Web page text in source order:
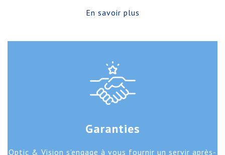
En savoir plus
Garanties
Optic & Vision s’engage à vous fournir un servir après-